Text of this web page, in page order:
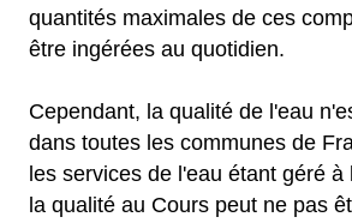
quantités maximales de ces
être ingérées au quotidien.
Cependant, la qualité de l'eau
dans toutes les communes de
les services de l'eau étant géré à
la qualité au Cours peut ne pas